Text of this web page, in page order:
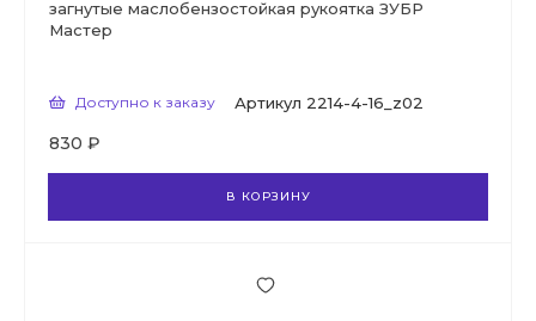
загнутые маслобензостойкая рукоятка ЗУБР
Мастер
Доступно к заказу Артикул 2214-4-16_z02
830 ₽
В КОРЗИНУ